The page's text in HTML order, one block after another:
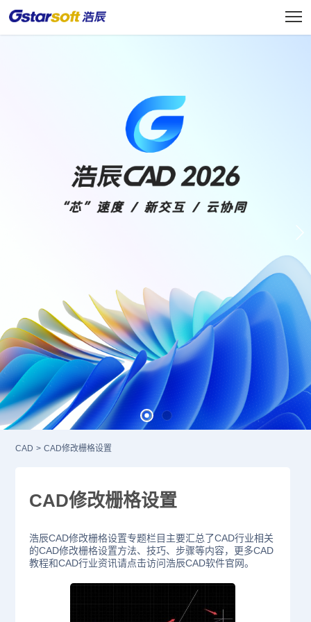
CAD > CAD修改栅格设置
CAD修改栅格设置
浩辰CAD修改栅格设置专题栏目主要汇总了CAD行业相关
的CAD修改栅格设置方法、技巧、步骤等内容，更多CAD
教程和CAD行业资讯请点击访问浩辰CAD软件官网。